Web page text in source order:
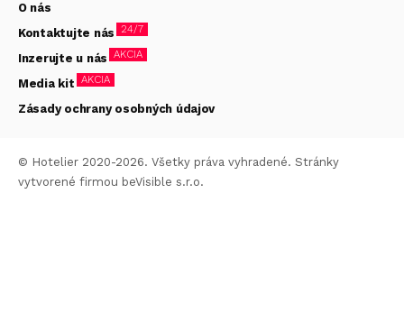
O nás
Kontaktujte nás 24/7
Inzerujte u nás AKCIA
Media kit AKCIA
Zásady ochrany osobných údajov
© Hotelier 2020-2026. Všetky práva vyhradené. Stránky
vytvorené firmou beVisible s.r.o.